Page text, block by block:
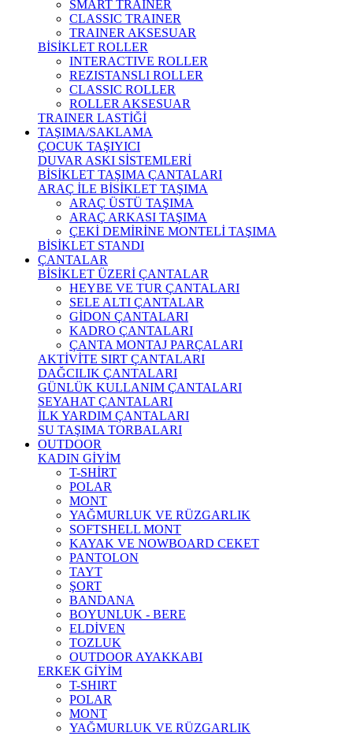
SMART TRAINER
CLASSIC TRAINER
TRAINER AKSESUAR
BİSİKLET ROLLER
INTERACTIVE ROLLER
REZISTANSLI ROLLER
CLASSIC ROLLER
ROLLER AKSESUAR
TRAINER LASTİĞİ
TAŞIMA/SAKLAMA
ÇOCUK TAŞIYICI
DUVAR ASKI SİSTEMLERİ
BİSİKLET TAŞIMA ÇANTALARI
ARAÇ İLE BİSİKLET TAŞIMA
ARAÇ ÜSTÜ TAŞIMA
ARAÇ ARKASI TAŞIMA
ÇEKİ DEMİRİNE MONTELİ TAŞIMA
BİSİKLET STANDI
ÇANTALAR
BİSİKLET ÜZERİ ÇANTALAR
HEYBE VE TUR ÇANTALARI
SELE ALTI ÇANTALAR
GİDON ÇANTALARI
KADRO ÇANTALARI
ÇANTA MONTAJ PARÇALARI
AKTİVİTE SIRT ÇANTALARI
DAĞCILIK ÇANTALARI
GÜNLÜK KULLANIM ÇANTALARI
SEYAHAT ÇANTALARI
İLK YARDIM ÇANTALARI
SU TAŞIMA TORBALARI
OUTDOOR
KADIN GİYİM
T-SHİRT
POLAR
MONT
YAĞMURLUK VE RÜZGARLIK
SOFTSHELL MONT
KAYAK VE NOWBOARD CEKET
PANTOLON
TAYT
ŞORT
BANDANA
BOYUNLUK - BERE
ELDİVEN
TOZLUK
OUTDOOR AYAKKABI
ERKEK GİYİM
T-SHIRT
POLAR
MONT
YAĞMURLUK VE RÜZGARLIK